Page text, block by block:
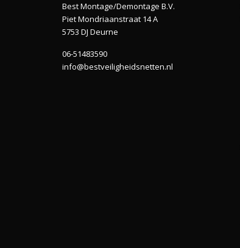
Best Montage/Demontage B.V.
Piet Mondriaanstraat 14 A
5753 DJ Deurne
06-51483590
info@bestveiligheidsnetten.nl